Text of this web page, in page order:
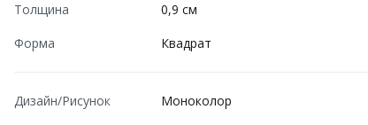
Толщина
0,9 см
Форма
Квадрат
Дизайн/Рисунок
Моноколор